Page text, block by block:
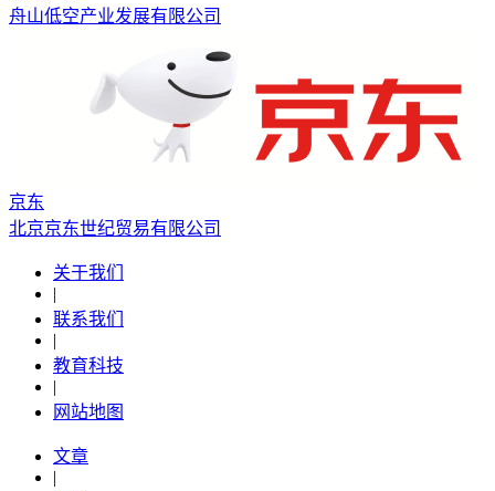
舟山低空产业发展有限公司
京东
北京京东世纪贸易有限公司
关于我们
|
联系我们
|
教育科技
|
网站地图
文章
|